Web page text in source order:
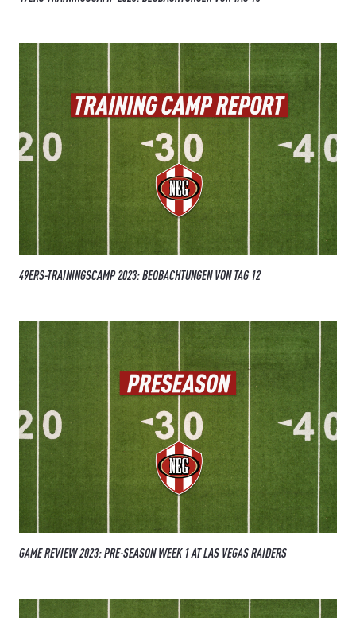
49ERS-TRAININGSCAMP 2023: BEOBACHTUNGEN VON TAG 12
GAME REVIEW 2023: PRE-SEASON WEEK 1 AT LAS VEGAS RAIDERS